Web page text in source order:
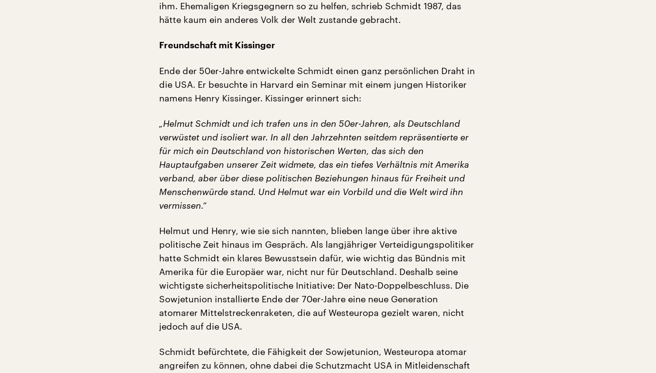
ihm. Ehemaligen Kriegsgegnern so zu helfen, schrieb Schmidt 1987, das
hätte kaum ein anderes Volk der Welt zustande gebracht.
Freundschaft mit Kissinger
Ende der 50er-Jahre entwickelte Schmidt einen ganz persönlichen Draht in
die USA. Er besuchte in Harvard ein Seminar mit einem jungen Historiker
namens Henry Kissinger. Kissinger erinnert sich:
„Helmut Schmidt und ich trafen uns in den 50er-Jahren, als Deutschland
verwüstet und isoliert war. In all den Jahrzehnten seitdem repräsentierte er
für mich ein Deutschland von historischen Werten, das sich den
Hauptaufgaben unserer Zeit widmete, das ein tiefes Verhältnis mit Amerika
verband, aber über diese politischen Beziehungen hinaus für Freiheit und
Menschenwürde stand. Und Helmut war ein Vorbild und die Welt wird ihn
vermissen.“
Helmut und Henry, wie sie sich nannten, blieben lange über ihre aktive
politische Zeit hinaus im Gespräch. Als langjähriger Verteidigungspolitiker
hatte Schmidt ein klares Bewusstsein dafür, wie wichtig das Bündnis mit
Amerika für die Europäer war, nicht nur für Deutschland. Deshalb seine
wichtigste sicherheitspolitische Initiative: Der Nato-Doppelbeschluss. Die
Sowjetunion installierte Ende der 70er-Jahre eine neue Generation
atomarer Mittelstreckenraketen, die auf Westeuropa gezielt waren, nicht
jedoch auf die USA.
Schmidt befürchtete, die Fähigkeit der Sowjetunion, Westeuropa atomar
angreifen zu können, ohne dabei die Schutzmacht USA in Mitleidenschaft